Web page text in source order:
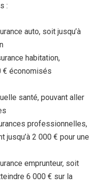
:
auto, soit jusqu’à
habitation,
€ économisés
santé, pouvant aller
professionnelles,
jusqu’à 2 000 € pour une
emprunteur, soit
6 000 € sur la